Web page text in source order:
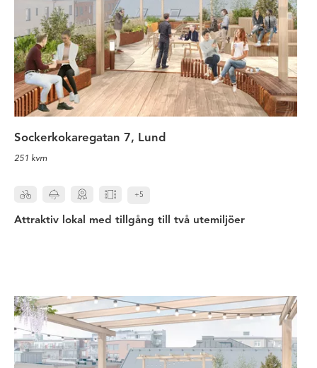
Sockerkokaregatan 7, Lund
251 kvm
+5
Attraktiv lokal med tillgång till två utemiljöer
Häftigt kontor med tillgång till